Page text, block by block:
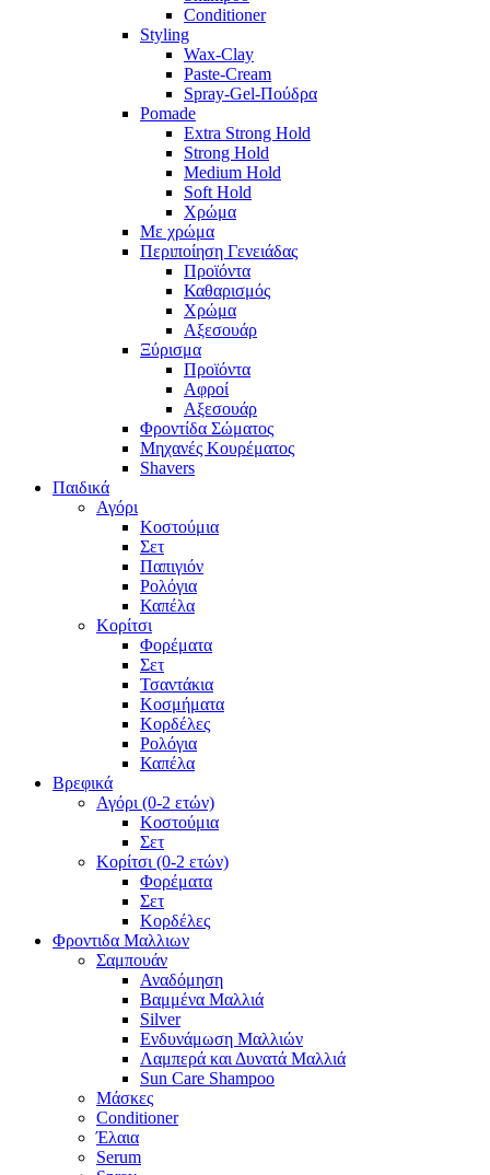
Conditioner
Styling
Wax-Clay
Paste-Cream
Spray-Gel-Πούδρα
Pomade
Extra Strong Hold
Strong Hold
Medium Hold
Soft Hold
Χρώμα
Με χρώμα
Περιποίηση Γενειάδας
Προϊόντα
Καθαρισμός
Χρώμα
Αξεσουάρ
Ξύρισμα
Προϊόντα
Αφροί
Αξεσουάρ
Φροντίδα Σώματος
Μηχανές Κουρέματος
Shavers
Παιδικά
Αγόρι
Κοστούμια
Σετ
Παπιγιόν
Ρολόγια
Καπέλα
Κορίτσι
Φορέματα
Σετ
Τσαντάκια
Κοσμήματα
Κορδέλες
Ρολόγια
Καπέλα
Βρεφικά
Αγόρι (0-2 ετών)
Κοστούμια
Σετ
Κορίτσι (0-2 ετών)
Φορέματα
Σετ
Κορδέλες
Φροντιδα Μαλλιων
Σαμπουάν
Αναδόμηση
Βαμμένα Μαλλιά
Silver
Ενδυνάμωση Μαλλιών
Λαμπερά και Δυνατά Μαλλιά
Sun Care Shampoo
Μάσκες
Conditioner
Έλαια
Serum